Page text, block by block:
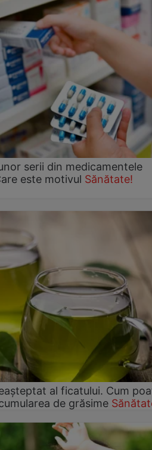
serii din medicamentele
este motivul Sănătate!
al ficatului. Cum
de grăsime